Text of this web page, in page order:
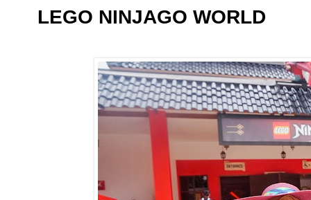
LEGO NINJAGO WORLD